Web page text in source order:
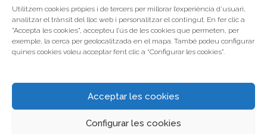
Utilitzem cookies pròpies i de tercers per millorar l’experiència d’usuari,
analitzar el trànsit del lloc web i personalitzar el contingut. En fer clic a
"Accepta les cookies", accepteu l’ús de les cookies que permeten, per
exemple, la cerca per geolocalitzada en el mapa. També podeu configurar
quines cookies voleu acceptar fent clic a “Configurar les cookies”.
Acceptar les cookies
Configurar les cookies
Qui som?
Vols publicar les teves propostes al Portal d’Activitats Educatives de
Catalunya?
Condicions d’ús i avís legal